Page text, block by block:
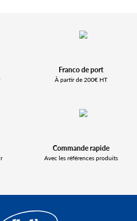
Franco de port
À partir de 200€ HT
Commande rapide
Avec les références produits